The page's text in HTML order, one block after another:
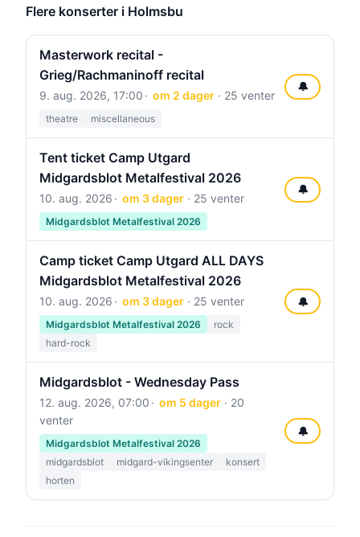
Flere konserter i Holmsbu
Masterwork recital -
Grieg/Rachmaninoff recital
9. aug. 2026, 17:00 om 2 dager· 25 venter
theatre miscellaneous
🔔
Tent ticket Camp Utgard
Midgardsblot Metalfestival 2026
10. aug. 2026 om 3 dager· 25 venter
Midgardsblot Metalfestival 2026
🔔
Camp ticket Camp Utgard ALL DAYS
Midgardsblot Metalfestival 2026
10. aug. 2026 om 3 dager· 25 venter
Midgardsblot Metalfestival 2026
rock
hard-rock
🔔
Midgardsblot - Wednesday Pass
12. aug. 2026, 07:00 om 5 dager· 20
venter
Midgardsblot Metalfestival 2026
midgardsblot
midgard-vikingsenter
konsert
horten
🔔